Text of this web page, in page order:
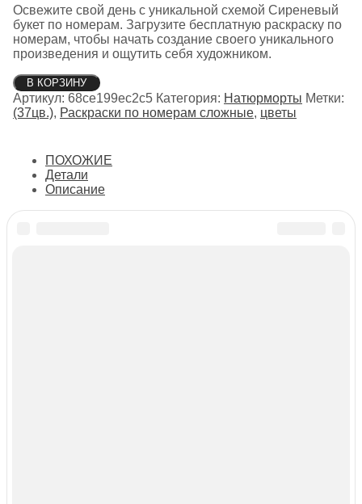
Освежите свой день с уникальной схемой Сиреневый
букет по номерам. Загрузите бесплатную раскраску по
номерам, чтобы начать создание своего уникального
произведения и ощутить себя художником.
Количество
товара
Сиреневый
букет
В КОРЗИНУ
Артикул: 68ce199ec2c5 Категория: Натюрморты Метки:
(37цв.), Раскраски по номерам сложные, цветы
ПОХОЖИЕ
Детали
Описание